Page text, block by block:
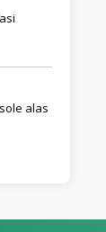
alas